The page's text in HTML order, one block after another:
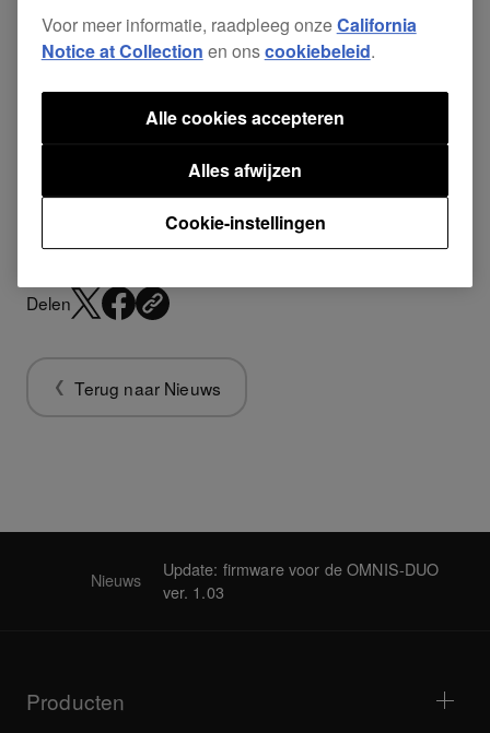
weergegeven.
DUO
firmware
ver.
Downloadpagina
Delen
Terug naar Nieuws
Nieuws
Update: firmware voor de OMNIS-DUO
ver. 1.03
Producten
Voor meer informatie, raadpleeg onzeCalifornia
Notice at Collection en onscookiebeleid.
Cookie-instellingen
Alles afwijzen
Alle cookies accepteren